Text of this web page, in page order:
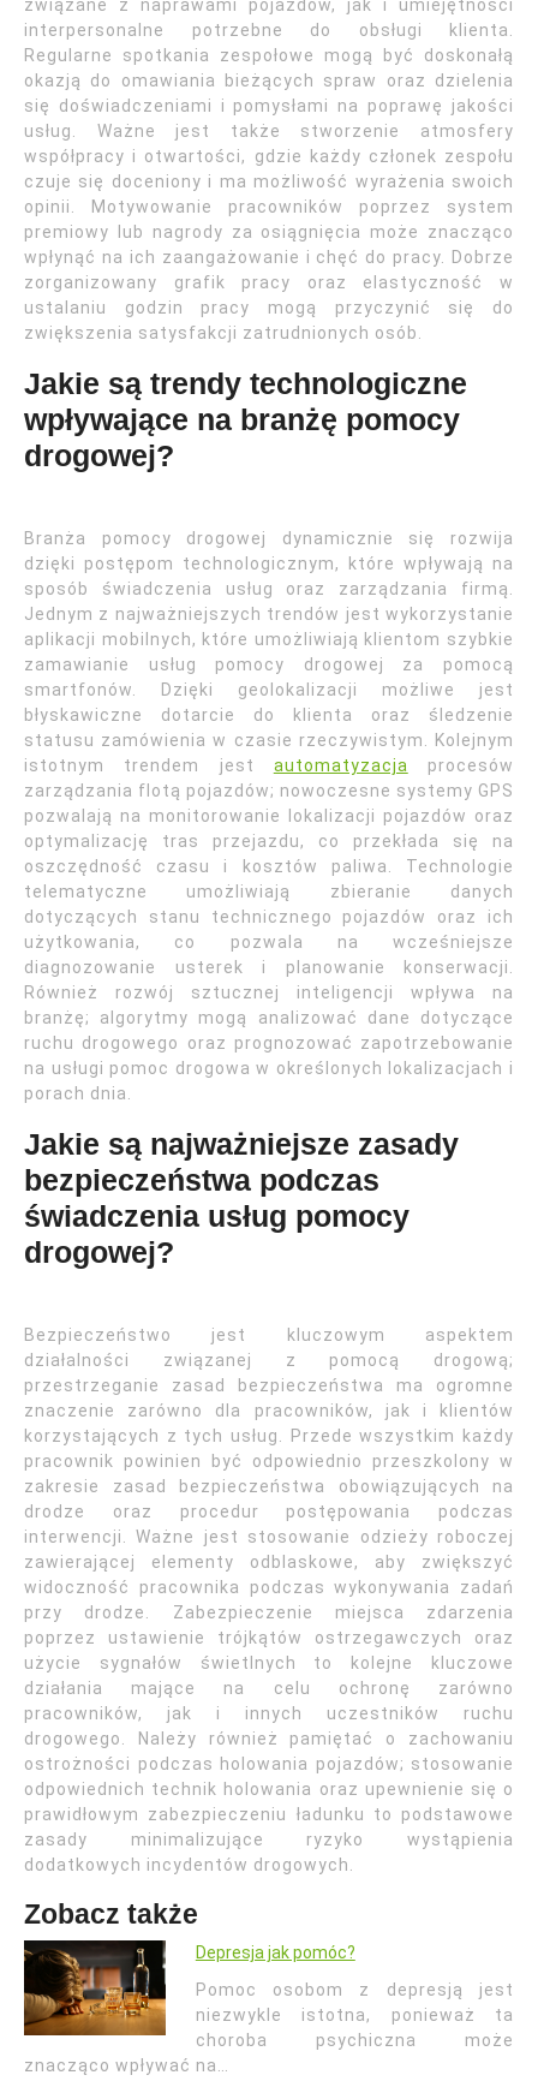
związane z naprawami pojazdów, jak i umiejętności
interpersonalne potrzebne do obsługi klienta.
Regularne spotkania zespołowe mogą być doskonałą
okazją do omawiania bieżących spraw oraz dzielenia
się doświadczeniami i pomysłami na poprawę jakości
usług. Ważne jest także stworzenie atmosfery
współpracy i otwartości, gdzie każdy członek zespołu
czuje się doceniony i ma możliwość wyrażenia swoich
opinii. Motywowanie pracowników poprzez system
premiowy lub nagrody za osiągnięcia może znacząco
wpłynąć na ich zaangażowanie i chęć do pracy. Dobrze
zorganizowany grafik pracy oraz elastyczność w
ustalaniu godzin pracy mogą przyczynić się do
zwiększenia satysfakcji zatrudnionych osób.
Jakie są trendy technologiczne
wpływające na branżę pomocy
drogowej?
Branża pomocy drogowej dynamicznie się rozwija
dzięki postępom technologicznym, które wpływają na
sposób świadczenia usług oraz zarządzania firmą.
Jednym z najważniejszych trendów jest wykorzystanie
aplikacji mobilnych, które umożliwiają klientom szybkie
zamawianie usług pomocy drogowej za pomocą
smartfonów. Dzięki geolokalizacji możliwe jest
błyskawiczne dotarcie do klienta oraz śledzenie
statusu zamówienia w czasie rzeczywistym. Kolejnym
istotnym trendem jest automatyzacja procesów
zarządzania flotą pojazdów; nowoczesne systemy GPS
pozwalają na monitorowanie lokalizacji pojazdów oraz
optymalizację tras przejazdu, co przekłada się na
oszczędność czasu i kosztów paliwa. Technologie
telematyczne umożliwiają zbieranie danych
dotyczących stanu technicznego pojazdów oraz ich
użytkowania, co pozwala na wcześniejsze
diagnozowanie usterek i planowanie konserwacji.
Również rozwój sztucznej inteligencji wpływa na
branżę; algorytmy mogą analizować dane dotyczące
ruchu drogowego oraz prognozować zapotrzebowanie
na usługi pomoc drogowa w określonych lokalizacjach i
porach dnia.
Jakie są najważniejsze zasady
bezpieczeństwa podczas
świadczenia usług pomocy
drogowej?
Bezpieczeństwo jest kluczowym aspektem
działalności związanej z pomocą drogową;
przestrzeganie zasad bezpieczeństwa ma ogromne
znaczenie zarówno dla pracowników, jak i klientów
korzystających z tych usług. Przede wszystkim każdy
pracownik powinien być odpowiednio przeszkolony w
zakresie zasad bezpieczeństwa obowiązujących na
drodze oraz procedur postępowania podczas
interwencji. Ważne jest stosowanie odzieży roboczej
zawierającej elementy odblaskowe, aby zwiększyć
widoczność pracownika podczas wykonywania zadań
przy drodze. Zabezpieczenie miejsca zdarzenia
poprzez ustawienie trójkątów ostrzegawczych oraz
użycie sygnałów świetlnych to kolejne kluczowe
działania mające na celu ochronę zarówno
pracowników, jak i innych uczestników ruchu
drogowego. Należy również pamiętać o zachowaniu
ostrożności podczas holowania pojazdów; stosowanie
odpowiednich technik holowania oraz upewnienie się o
prawidłowym zabezpieczeniu ładunku to podstawowe
zasady minimalizujące ryzyko wystąpienia
dodatkowych incydentów drogowych.
Zobacz także
Depresja jak pomóc?
Pomoc osobom z depresją jest
niezwykle istotna, ponieważ ta
choroba psychiczna może
znacząco wpływać na…